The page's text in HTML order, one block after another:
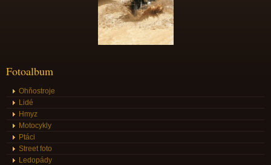
Fotoalbum
Ohňostroje
Lidé
Hmyz
Motocykly
Ptáci
Street foto
Ledopády